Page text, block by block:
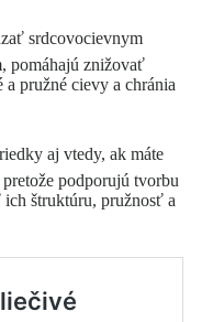
srdcovocievnym
pomáhajú znižovať
pružné cievy a chránia
aj vtedy, ak máte
podporujú tvorbu
štruktúru, pružnosť a